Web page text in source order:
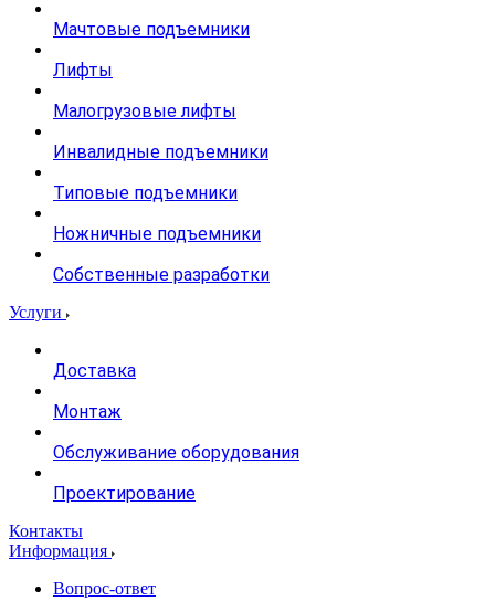
Мачтовые подъемники
Лифты
Малогрузовые лифты
Инвалидные подъемники
Типовые подъемники
Ножничные подъемники
Собственные разработки
Услуги
Доставка
Монтаж
Обслуживание оборудования
Проектирование
Контакты
Информация
Вопрос-ответ